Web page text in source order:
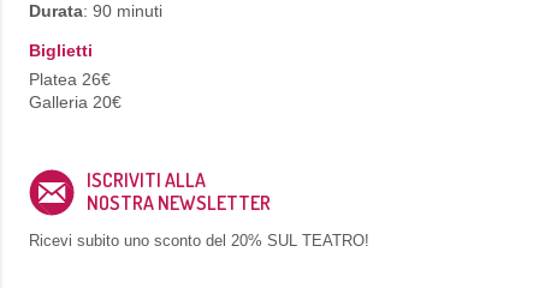
Durata: 90 minuti
Biglietti
Platea 26€
Galleria 20€
ISCRIVITI ALLA
NOSTRA NEWSLETTER
Ricevi subito uno sconto del 20% SUL TEATRO!